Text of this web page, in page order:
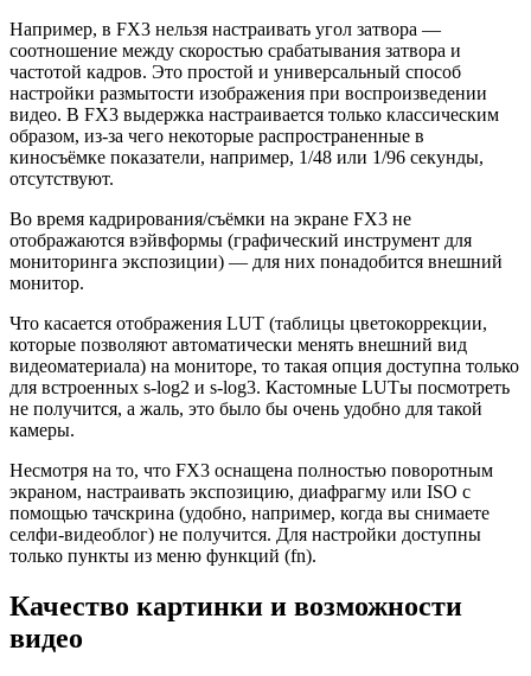
Например, в FX3 нельзя настраивать угол затвора —
соотношение между скоростью срабатывания затвора и
частотой кадров. Это простой и универсальный способ
настройки размытости изображения при воспроизведении
видео. В FX3 выдержка настраивается только классическим
образом, из-за чего некоторые распространенные в
киносъёмке показатели, например, 1/48 или 1/96 секунды,
отсутствуют.
Во время кадрирования/съёмки на экране FX3 не
отображаются вэйвформы (графический инструмент для
мониторинга экспозиции) — для них понадобится внешний
монитор.
Что касается отображения LUT (таблицы цветокоррекции,
которые позволяют автоматически менять внешний вид
видеоматериала) на мониторе, то такая опция доступна только
для встроенных s-log2 и s-log3. Кастомные LUTы посмотреть
не получится, а жаль, это было бы очень удобно для такой
камеры.
Несмотря на то, что FX3 оснащена полностью поворотным
экраном, настраивать экспозицию, диафрагму или ISO с
помощью тачскрина (удобно, например, когда вы снимаете
селфи-видеоблог) не получится. Для настройки доступны
только пункты из меню функций (fn).
Качество картинки и возможности
видео